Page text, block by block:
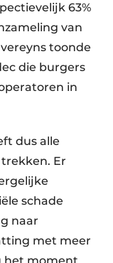
63%
van
toonde
die burgers
in
dus alle
Er
schade
naar
met meer